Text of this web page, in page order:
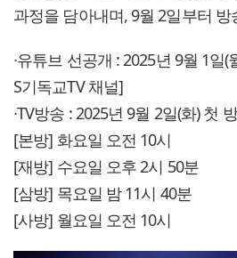
과정을 담아내며, 9월 2일부터 방
∙유튜브 선공개 : 2025년 9월 1일(
S기독교TV 채널]
∙TV방송 : 2025년 9월 2일(화) 첫
[본방] 화요일 오전 10시
[재방] 수요일 오후 2시 50분
[삼방] 목요일 밤 11시 40분
[사방] 월요일 오전 10시